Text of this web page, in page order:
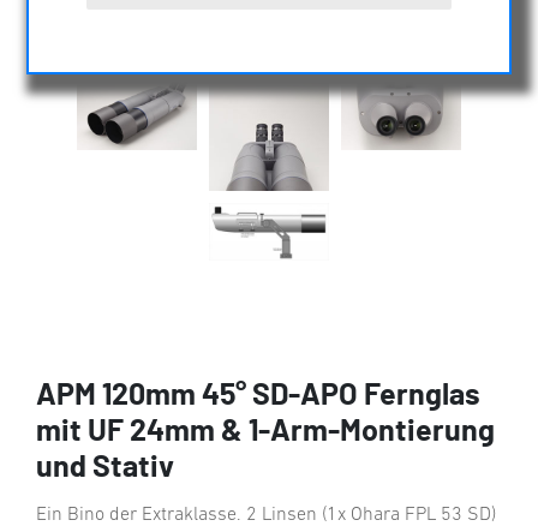
APM 120mm 45° SD-APO Fernglas
mit UF 24mm & 1-Arm-Montierung
und Stativ
Ein Bino der Extraklasse. 2 Linsen (1x Ohara FPL 53 SD)